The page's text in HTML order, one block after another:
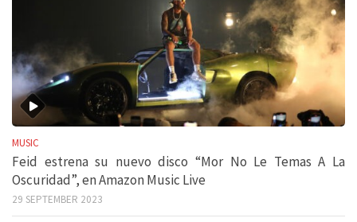
MUSIC
Feid estrena su nuevo disco “Mor No Le Temas A La
Oscuridad”, en Amazon Music Live
29 SEPTEMBER 2023